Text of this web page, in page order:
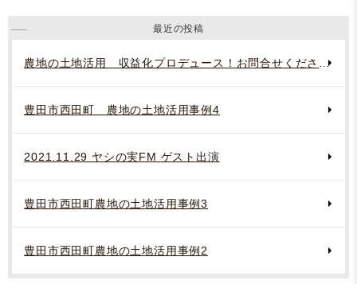
最近の投稿
農地の土地活用 収益化プロデュース！お問合せください。
豊田市西田町 農地の土地活用事例4
2021.11.29 ヤシの実FM ゲスト出演
豊田市西田町農地の土地活用事例3
豊田市西田町農地の土地活用事例2